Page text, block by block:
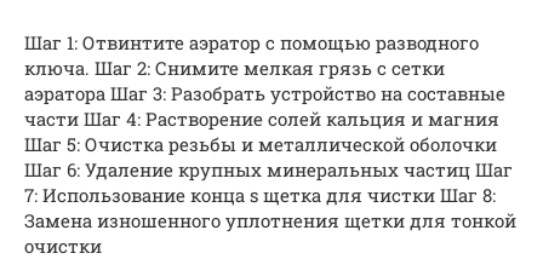
Шаг 1: Отвинтите аэратор с помощью разводного
ключа. Шаг 2: Снимите мелкая грязь с сетки
аэратора Шаг 3: Разобрать устройство на составные
части Шаг 4: Растворение солей кальция и магния
Шаг 5: Очистка резьбы и металлической оболочки
Шаг 6: Удаление крупных минеральных частиц Шаг
7: Использование конца s щетка для чистки Шаг 8:
Замена изношенного уплотнения щетки для тонкой
очистки